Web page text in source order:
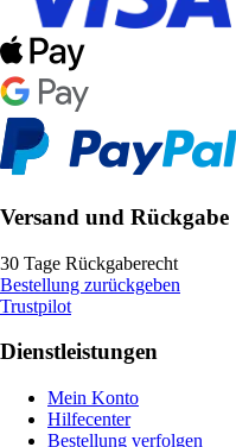
Versand und Rückgabe
30 Tage Rückgaberecht
Bestellung zurückgeben
Trustpilot
Dienstleistungen
Mein Konto
Hilfecenter
Bestellung verfolgen